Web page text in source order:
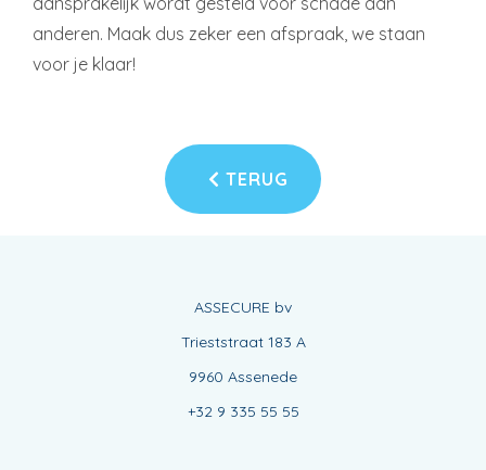
anderen. Maak dus zeker een afspraak, we staan
voor je klaar!
TERUG
ASSECURE bv
Trieststraat 183 A
9960 Assenede
+32 9 335 55 55